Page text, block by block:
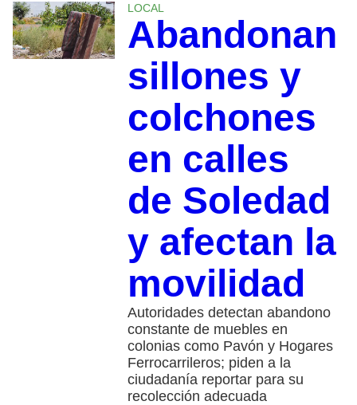
LOCAL
Abandonan
sillones y
colchones
en calles
de Soledad
y afectan la
movilidad
Autoridades detectan abandono
constante de muebles en
colonias como Pavón y Hogares
Ferrocarrileros; piden a la
ciudadanía reportar para su
recolección adecuada